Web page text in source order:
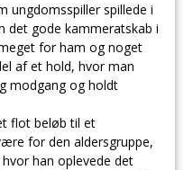
ungdomsspiller spillede i
det gode kammeratskab i
for ham og noget
af et hold, hvor man
modgang og holdt
flot beløb til et
for den aldersgruppe,
han oplevede det